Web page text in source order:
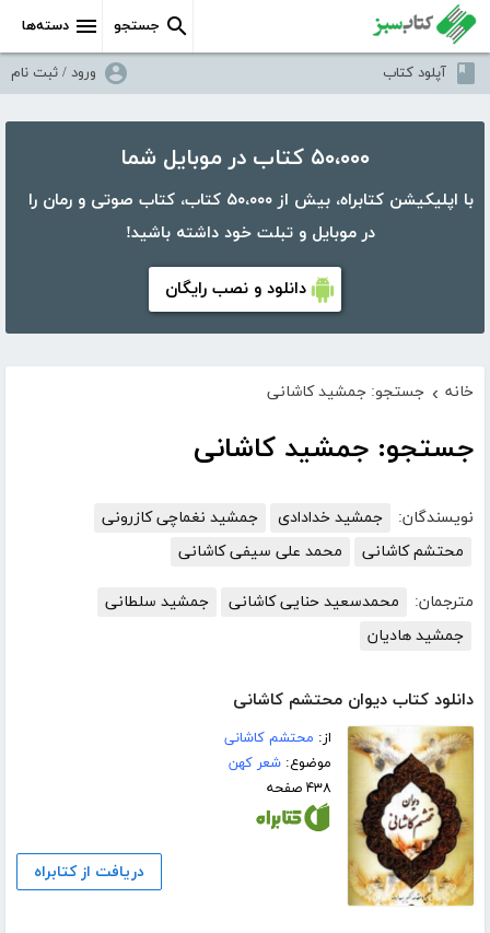
دسته‌ها جستجو
آپلود کتاب ورود / ثبت نام
۵۰،۰۰۰ کتاب در موبایل شما
با اپلیکیشن کتابراه، بیش از ۵۰،۰۰۰ کتاب، کتاب صوتی و رمان را
در موبایل و تبلت خود داشته باشید!
دانلود و نصب رایگان
خانه › جستجو: جمشید کاشانی
جستجو: جمشید کاشانی
نویسندگان: جمشید خدادادی
جمشید نغماچی کازرونی
محتشم کاشانی
محمد علی سیفی کاشانی
مترجمان: محمدسعید حنایی کاشانی
جمشید سلطانی
جمشید هادیان
دانلود کتاب دیوان محتشم کاشانی
از: محتشم کاشانی
موضوع:شعر کهن
۴۳۸ صفحه
دریافت از کتابراه